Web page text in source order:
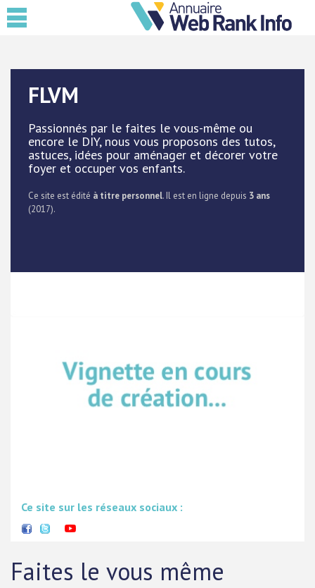
FLVM
Passionnés par le faites le vous-même ou
encore le DIY, nous vous proposons des tutos,
astuces, idées pour aménager et décorer votre
foyer et occuper vos enfants.
Ce site est édité à titre personnel. Il est en ligne depuis 3 ans
(2017).
Ce site sur les réseaux sociaux :
Faites le vous même